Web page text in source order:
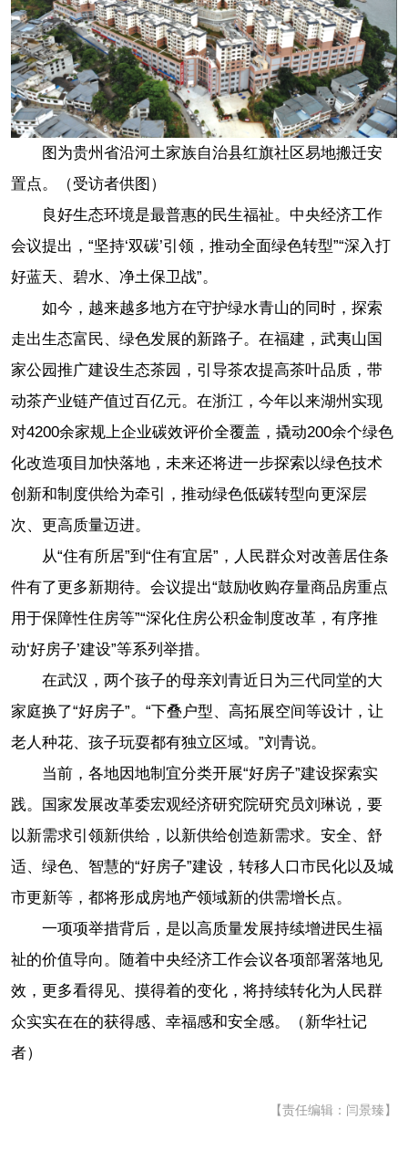
图为贵州省沿河土家族自治县红旗社区易地搬迁安
置点。（受访者供图）
良好生态环境是最普惠的民生福祉。中央经济工作
会议提出，“坚持‘双碳’引领，推动全面绿色转型”“深入打
好蓝天、碧水、净土保卫战”。
如今，越来越多地方在守护绿水青山的同时，探索
走出生态富民、绿色发展的新路子。在福建，武夷山国
家公园推广建设生态茶园，引导茶农提高茶叶品质，带
动茶产业链产值过百亿元。在浙江，今年以来湖州实现
对4200余家规上企业碳效评价全覆盖，撬动200余个绿色
化改造项目加快落地，未来还将进一步探索以绿色技术
创新和制度供给为牵引，推动绿色低碳转型向更深层
次、更高质量迈进。
从“住有所居”到“住有宜居”，人民群众对改善居住条
件有了更多新期待。会议提出“鼓励收购存量商品房重点
用于保障性住房等”“深化住房公积金制度改革，有序推
动‘好房子’建设”等系列举措。
在武汉，两个孩子的母亲刘青近日为三代同堂的大
家庭换了“好房子”。“下叠户型、高拓展空间等设计，让
老人种花、孩子玩耍都有独立区域。”刘青说。
当前，各地因地制宜分类开展“好房子”建设探索实
践。国家发展改革委宏观经济研究院研究员刘琳说，要
以新需求引领新供给，以新供给创造新需求。安全、舒
适、绿色、智慧的“好房子”建设，转移人口市民化以及城
市更新等，都将形成房地产领域新的供需增长点。
一项项举措背后，是以高质量发展持续增进民生福
祉的价值导向。随着中央经济工作会议各项部署落地见
效，更多看得见、摸得着的变化，将持续转化为人民群
众实实在在的获得感、幸福感和安全感。（新华社记
者）
【责任编辑：闫景臻】